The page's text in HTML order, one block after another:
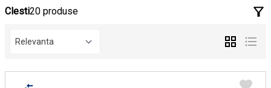
Clesti20 produse